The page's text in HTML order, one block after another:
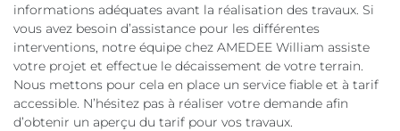
informations adéquates avant la réalisation des travaux. Si
vous avez besoin d’assistance pour les différentes
interventions, notre équipe chez AMEDEE William assiste
votre projet et effectue le décaissement de votre terrain.
Nous mettons pour cela en place un service fiable et à tarif
accessible. N’hésitez pas à réaliser votre demande afin
d’obtenir un aperçu du tarif pour vos travaux.